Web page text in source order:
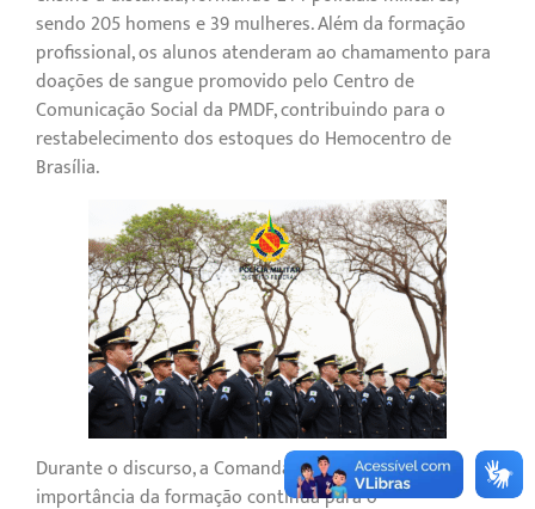
sendo 205 homens e 39 mulheres. Além da formação
profissional, os alunos atenderam ao chamamento para
doações de sangue promovido pelo Centro de
Comunicação Social da PMDF, contribuindo para o
restabelecimento dos estoques do Hemocentro de
Brasília.
Durante o discurso, a Comandante-Geral destacou a
importância da formação contínua para o